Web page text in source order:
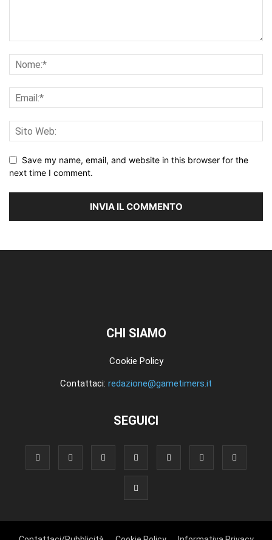
Save my name, email, and website in this browser for the
next time I comment.
CHI SIAMO
Cookie Policy
Contattaci: redazione@gametimers.it
SEGUICI